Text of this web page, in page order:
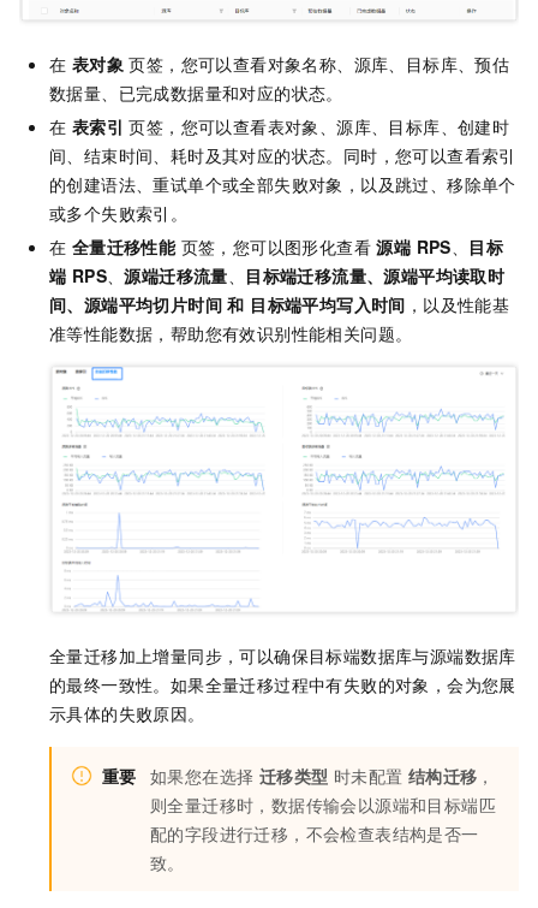
在 表对象 页签，您可以查看对象名称、源库、目标库、预估
数据量、已完成数据量和对应的状态。
在 表索引 页签，您可以查看表对象、源库、目标库、创建时
间、结束时间、耗时及其对应的状态。同时，您可以查看索引
的创建语法、重试单个或全部失败对象，以及跳过、移除单个
或多个失败索引。
在 全量迁移性能页签，您可以图形化查看源端 RPS
目标
端 RPS 、源端迁移流量 目标端迁移流量、源端平均读取时
间、 源端平均切片时间 和 目标端平均写入时间 ，以及性能基
准等性能数据，帮助您有效识别性能相关问题。
全量迁移加上增量同步，可以确保目标端数据库与源端数据库
的最终一致性。如果全量迁移过程中有失败的对象，会为您展
示具体的失败原因。
重要 如果您在选择 迁移类型 时未配置 结构迁移 ，
则全量迁移时，数据传输会以源端和目标端匹
配的字段进行迁移，不会检查表结构是否一
致。